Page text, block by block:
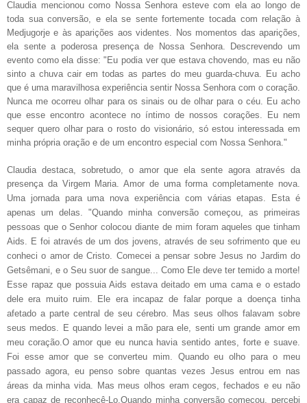
Claudia mencionou como Nossa Senhora esteve com ela ao longo de
toda suaconversão, e ela se sente fortemente tocada com relação à
Medjugorje e àsaparições aos videntes.
Nos momentos das aparições,
ela sente a poderosa presença de Nossa Senhora.
Descrevendo um
evento como ela disse: "Eu podia ver que estava chovendo, mas eu não
sinto a chuva cair em todas as partes do meu guarda-chuva.
Eu acho
que é uma maravilhosa experiência sentir Nossa Senhora com o coração.
Nunca me ocorreuolhar para os sinais ou de olhar para o céu.
Eu acho
que esseencontro acontece no íntimo de nossos corações.
Eu nem
sequer quero olhar para o rosto do visionário, só estou interessadaem
minha própria oração e de um encontro especial com Nossa Senhora. "
Claudia destaca, sobretudo, o amor que ela sente agora através da
presença da Virgem Maria.Amor de uma forma completamente nova.
Uma jornada parauma nova experiência com várias etapas.
Esta é
apenas um delas. "Quando minha conversão começou, as primeiras
pessoas que o Senhor colocoudiante de mim foram aqueles que tinham
Aids.
E foi através de um dos jovens, através de seu sofrimento que eu
conheci o amor de Cristo
Comecei a pensar sobre Jesus no Jardim do
Getsêmani, e o Seu suor de sangue... Como Ele deve ter temido a morte!
Esse rapaz que possuia Aids estava deitado em uma cama e o estado
dele era muito ruim.
Ele era incapaz de falar porque a doença tinha
afetado a parte central de seu cérebro.
Mas seus olhos falavam sobre
seus medos.
E quando levei a mão para ele, senti um grande amor em
meu coração. O amor que eu nunca haviasentido antes, forte e suave.
Foi esse amor que se converteu mim. Quando eu olho para o meu
passado agora, eu penso sobre quantas vezes Jesus entrou em nas
áreas da minha vida.
Mas meus olhos eram cegos,fechados e eu não
era capaz de reconhecê-Lo.Quando minha conversãocomeçou, percebi